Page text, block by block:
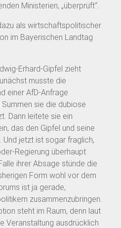
Ministerien, „überprüft“.
als wirtschaftspolitischer
im Bayerischen Landtag
Erhard-Gipfel zieht
musste die
einer AfD-Anfrage
sie die dubiose
Dann leitete sie ein
das den Gipfel und seine
Und jetzt ist sogar fraglich,
Regierung überhaupt
ihrer Absage stünde die
Form wohl vor dem
ist ja gerade,
zusammenzubringen.
steht im Raum, denn laut
Veranstaltung ausdrücklich